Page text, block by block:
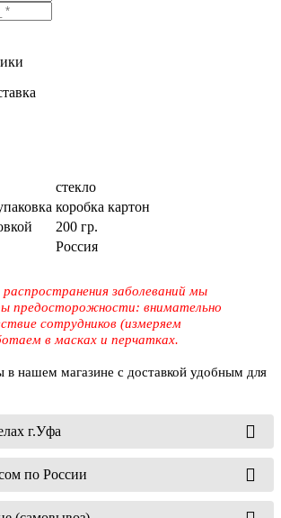
стекло
коробка картон
200 гр.
Россия
заболеваний мы
предосторожности: внимательно
сотрудников (измеряем
в масках и перчатках.
в нашем магазине с доставкой удобным для
г.Уфа
по России